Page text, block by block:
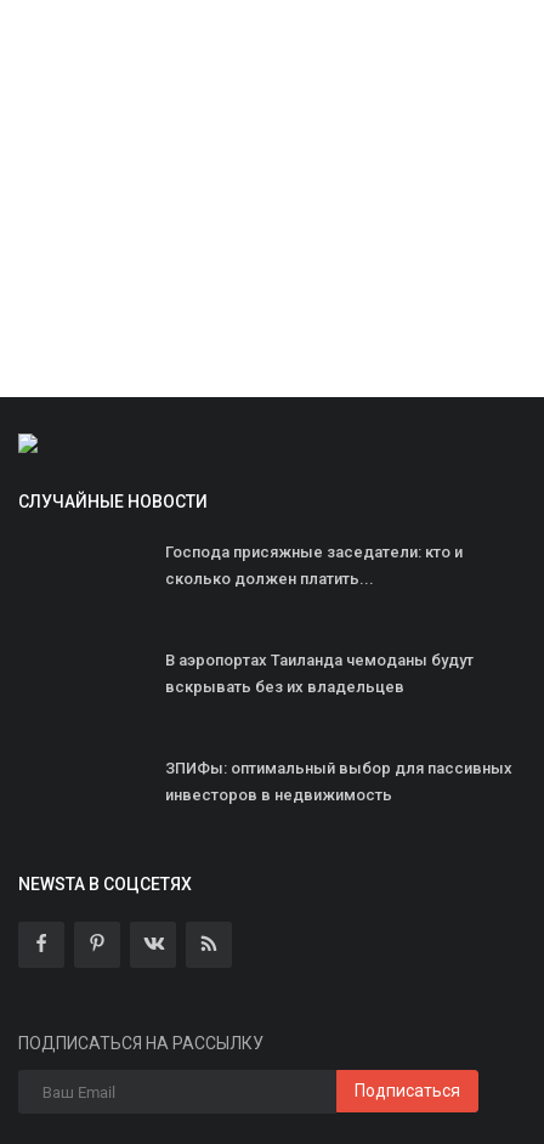
СЛУЧАЙНЫЕ НОВОСТИ
Господа присяжные заседатели: кто и
сколько должен платить...
В аэропортах Таиланда чемоданы будут
вскрывать без их владельцев
ЗПИФы: оптимальный выбор для пассивных
инвесторов в недвижимость
NEWSTA В СОЦСЕТЯХ
ПОДПИСАТЬСЯ НА РАССЫЛКУ
Подписаться